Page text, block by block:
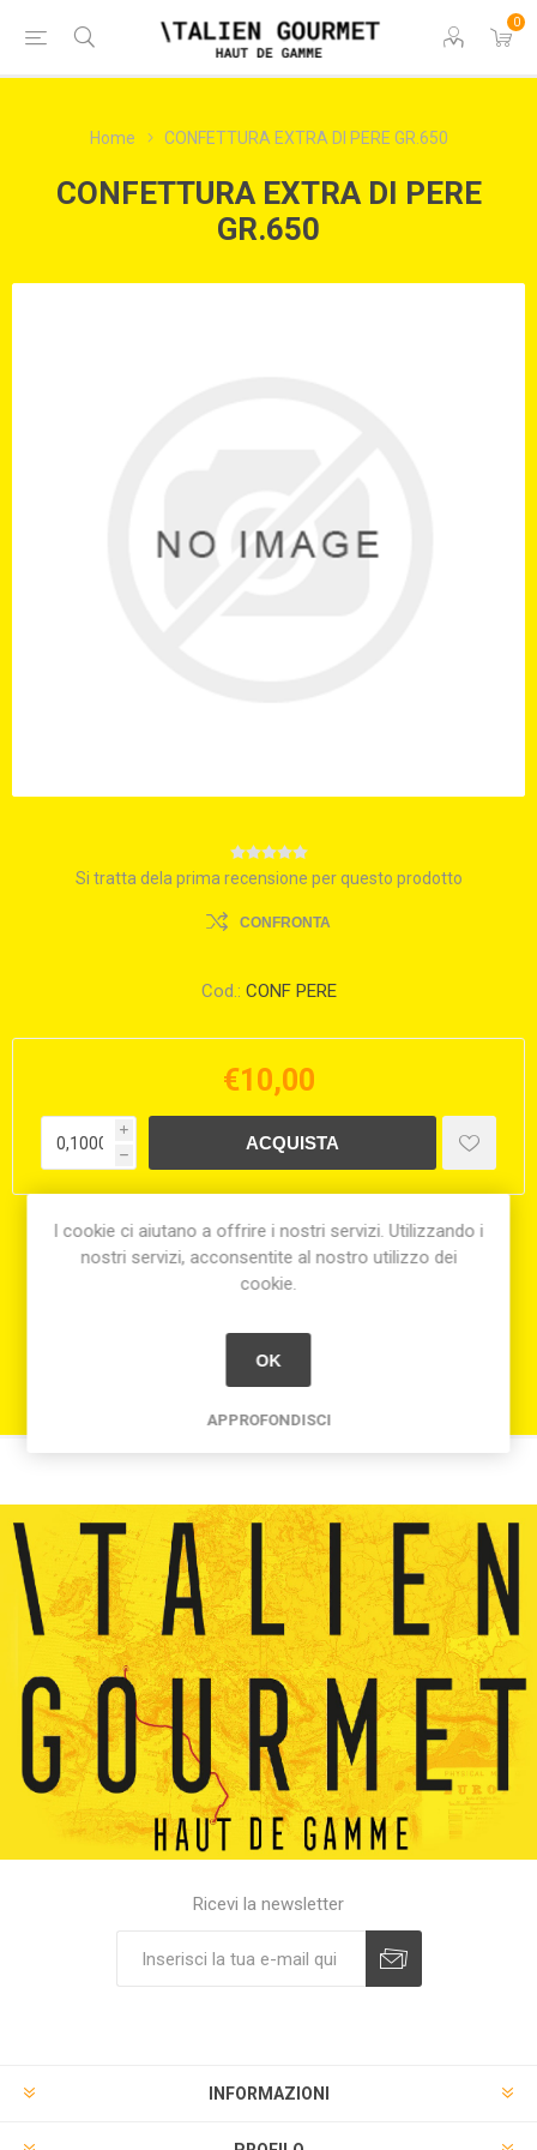
0
Home CONFETTURA EXTRA DI PERE GR.650
CONFETTURA EXTRA DI PERE
GR.650
Si tratta dela prima recensione per questo prodotto
CONFRONTA
Cod.: CONF PERE
€10,00
i
h
Condividi:
Ricevi la newsletter
INFORMAZIONI
I cookie ci aiutano a offrire i nostri servizi. Utilizzando i
nostri servizi, acconsentite al nostro utilizzo dei
cookie.
OK
APPROFONDISCI